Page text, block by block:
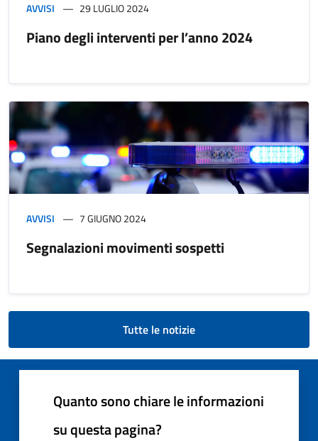
AVVISI 29 LUGLIO 2024
Piano degli interventi per l’anno 2024
AVVISI 7 GIUGNO 2024
Segnalazioni movimenti sospetti
Tutte le notizie
Quanto sono chiare le informazioni
su questa pagina?